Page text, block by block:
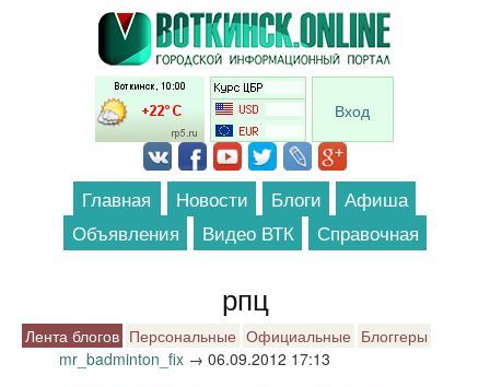
Перейти к основному содержанию
Вход
Главная Новости Блоги
Афиша
Объявления
Видео ВТК Справочная
рпц
Лента блогов Персональные Официальные Блоггеры
mr_badminton_fix → 06.09.2012 17:13